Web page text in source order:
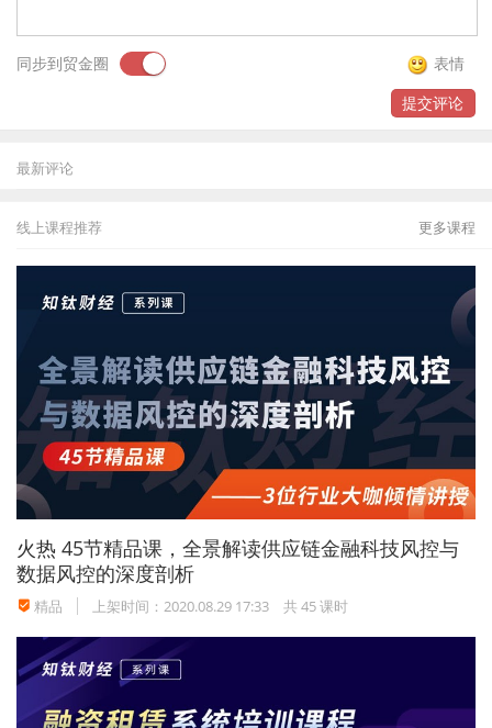
同步到贸金圈
表情
提交评论
最新评论
线上课程推荐 更多课程
火热 45节精品课，全景解读供应链金融科技风控与
数据风控的深度剖析
精品 上架时间：2020.08.29 17:33 共 45 课时